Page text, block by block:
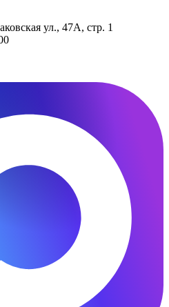
ул., 47А, стр. 1